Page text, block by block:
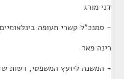
דני מורג
- סמנכ"ל קשרי תעופה
רינה פאר
- המשנה ליועץ המשפטי, רשות